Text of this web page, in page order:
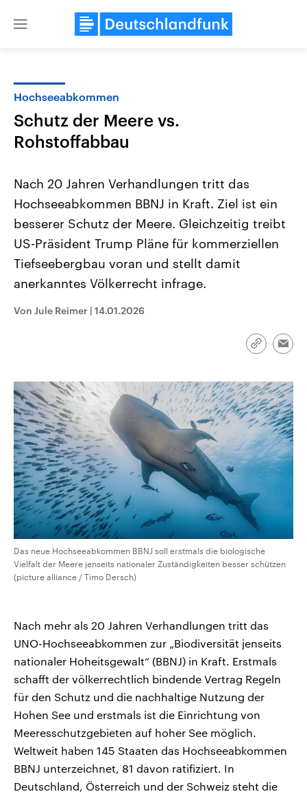
Close
Landtagswahl Sachsen-Anhalt
2026
Alle Informationen
Sachsen-Anhalt wählt am 6.
September 2026 einen neuen
Bundesland von einer Koalition aus
CDU, SPD und FDP regiert.-
USA
Aktuelle Beiträge,
Hintergründe
gehören die Vereinigten
Audio-Archiv
Hochseeabkommen
Schutz der Meere vs.
Rohstoffabbau
Nach 20 Jahren Verhandlungen tritt das
Hochseeabkommen BBNJ in Kraft. Ziel ist ein
besserer Schutz der Meere. Gleichzeitig treibt
US-Präsident Trump Pläne für kommerziellen
Tiefseebergbau voran und stellt damit
anerkanntes Völkerrecht infrage.
Von Jule Reimer | 14.01.2026
Link
Das neue Hochseeabkommen BBNJ soll erstmals die biologische
Vielfalt der Meere jenseits nationaler Zuständigkeiten besser schützen
(picture alliance / Timo Dersch)
Nach mehr als 20 Jahren Verhandlungen tritt das
UNO-Hochseeabkommen zur „Biodiversität jenseits
nationaler Hoheitsgewalt“ (BBNJ) in Kraft. Erstmals
schafft der völkerrechtlich bindende Vertrag Regeln
für den Schutz und die nachhaltige Nutzung der
Hohen See und erstmals ist die Einrichtung von
Meeresschutzgebieten auf hoher See möglich.
Weltweit haben 145 Staaten das Hochseeabkommen
BBNJ unterzeichnet, 81 davon ratifiziert. In
Deutschland, Österreich und der Schweiz steht die